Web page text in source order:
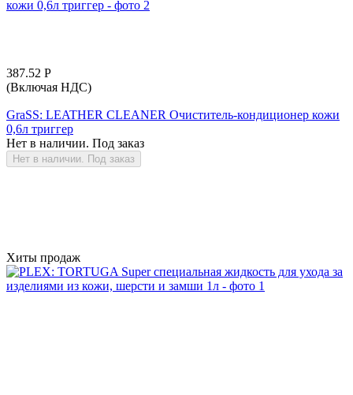
387.52 Р
(Включая НДС)
GraSS: LEATHER CLEANER Очиститель-кондиционер кожи
0,6л триггер
Нет в наличии. Под заказ
Нет в наличии. Под заказ
Хиты продаж